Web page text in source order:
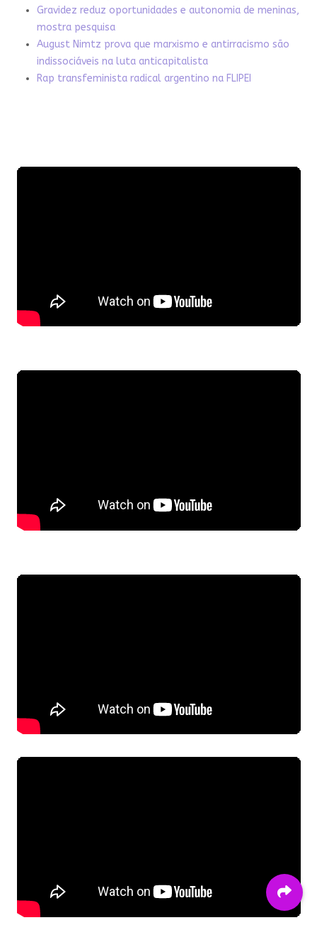
Gravidez reduz oportunidades e autonomia de meninas,
mostra pesquisa
August Nimtz prova que marxismo e antirracismo são
indissociáveis na luta anticapitalista
Rap transfeminista radical argentino na FLIPEI